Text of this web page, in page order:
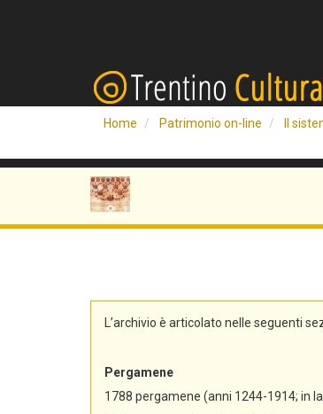
Home Patrimonio on-line Il
L’archivio è articolato nelle seguenti
Pergamene
1788 pergamene (anni 1244-1914; in